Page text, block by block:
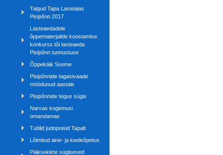
Talgud Tapa Lasteaias
Pisipõnn 2017
Lasteaedadele
õppematerjalide koostamise
konkurss tõi lasteaeda
Pisipõnn tunnustuse
Õppekäik Soome
Pisipõnnide tagasivaade
möödunud aastale
Pisipõnnide tegus sügis
Narvas kogemusi
omandamas
Tublid judopoisid Tapalt
Lõimitud aine- ja keeleõpetus
Päiksekiirte sügisesed